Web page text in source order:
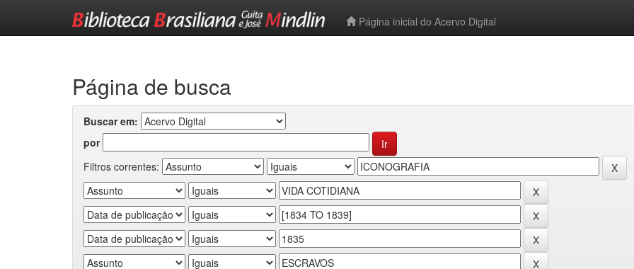
Página inicial do Acervo Digital
Página de busca
Buscar em:
por
Filtros correntes: